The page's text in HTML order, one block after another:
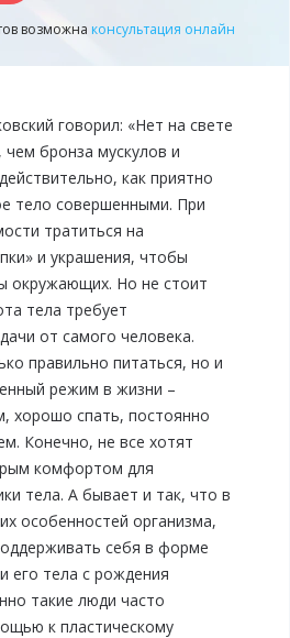
возможна консультация онлайн
говорил: «Нет на свете
бронза мускулов и
как приятно
тело совершенными. При
тратиться на
и украшения, чтобы
окружающих. Но не стоит
тела требует
от самого человека.
правильно питаться, но и
режим в жизни –
хорошо спать, постоянно
Конечно, не все хотят
комфортом для
тела. А бывает и так, что в
особенностей организма,
себя в форме
его тела с рождения
такие люди часто
к пластическому